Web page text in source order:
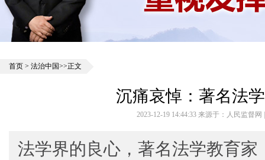
首页 > 法治中国>>正文
沉痛哀悼：著名法
2023-12-19 14:44:33 来源于：人民监督
法学界的良心，著名法学教育